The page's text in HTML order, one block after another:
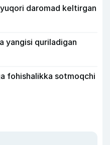
daromad keltirgan
yangisi quriladigan
fohishalikka sotmoqchi